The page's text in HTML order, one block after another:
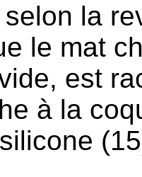
la
le mat
est
à la